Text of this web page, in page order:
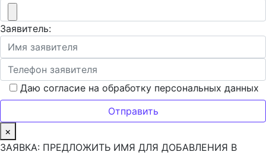
Заявитель:
Даю согласие на обработку персональных данных
×
ЗАЯВКА: ПРЕДЛОЖИТЬ ИМЯ ДЛЯ ДОБАВЛЕНИЯ В